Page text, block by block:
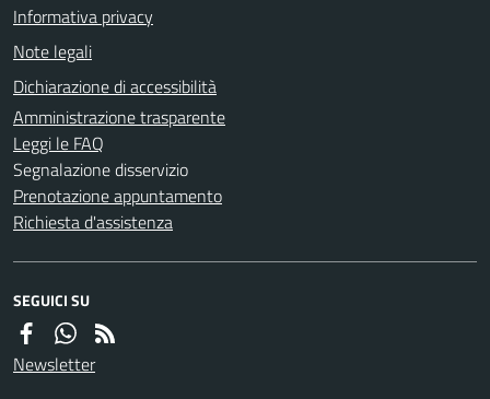
Informativa privacy
Note legali
Dichiarazione di accessibilità
Amministrazione trasparente
Leggi le FAQ
Segnalazione disservizio
Prenotazione appuntamento
Richiesta d'assistenza
SEGUICI SU
Newsletter